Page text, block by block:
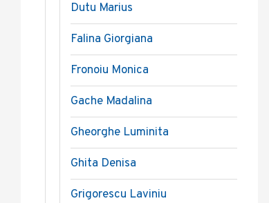
Dutu Marius
Falina Giorgiana
Fronoiu Monica
Gache Madalina
Gheorghe Luminita
Ghita Denisa
Grigorescu Laviniu